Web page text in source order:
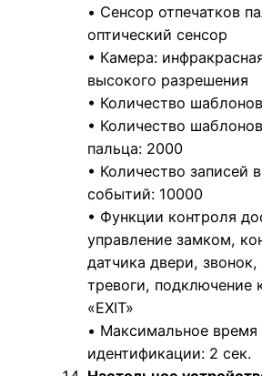
• Сенсор отпечатков
оптический сенсор
• Камера:
высокого разрешения
• Количество
• Количество
пальца: 2000
• Количество записей
событий: 10000
• Функции контроля
управление замком,
датчика двери,
тревоги, подключение
«EXIT»
• Максимальное время
идентификации: 2 сек.